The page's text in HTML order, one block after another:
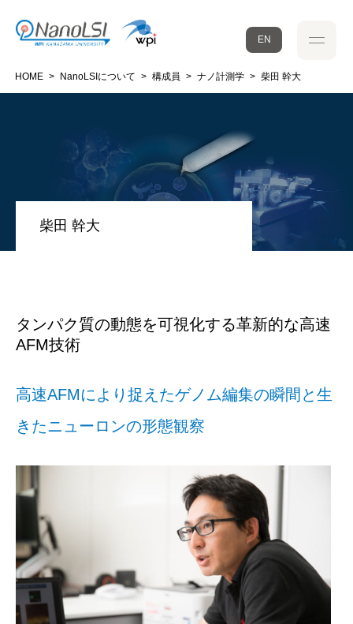
EN
HOME > NanoLSIについて > 構成員 > ナノ計測学 > 柴田 幹大
柴田 幹大
タンパク質の動態を可視化する革新的な高速
AFM技術
高速AFMにより捉えたゲノム編集の瞬間と生
きたニューロンの形態観察